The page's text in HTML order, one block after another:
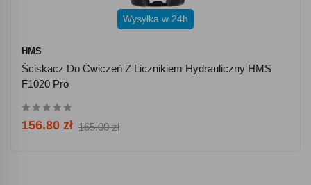
Wysyłka w 24h
HMS
Ściskacz Do Ćwiczeń Z Licznikiem Hydrauliczny HMS
F1020 Pro
156.80 zł 165.00 zł